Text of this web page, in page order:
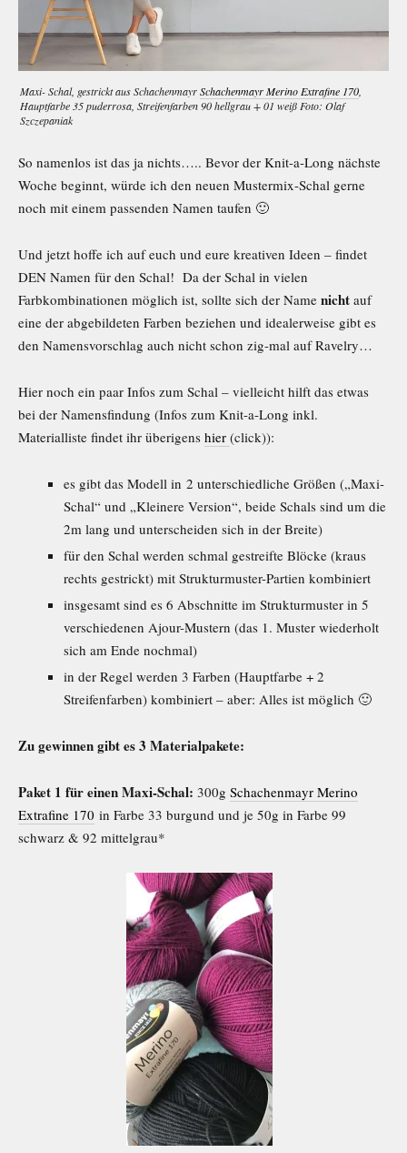
Maxi- Schal, gestrickt aus SchachenmayrSchachenmayr Merino Extrafine 170,
Hauptfarbe 35 puderrosa, Streifenfarben 90 hellgrau + 01 weiß Foto: Olaf
Szczepaniak
So namenlos ist das ja nichts….. Bevor der Knit-a-Long nächste
Woche beginnt, würde ich den neuen Mustermix-Schal gerne
noch mit einem passenden Namen taufen 🙂
Und jetzt hoffe ich auf euch und eure kreativen Ideen – findet
DEN Namen für den Schal! Da der Schal in vielen
Farbkombinationen möglich ist, sollte sich der Name nicht auf
eine der abgebildeten Farben beziehen und idealerweise gibt es
den Namensvorschlag auch nicht schon zig-mal auf Ravelry…
Hier noch ein paar Infos zum Schal – vielleicht hilft das etwas
bei der Namensfindung (Infos zum Knit-a-Long inkl.
Materialliste findet ihr überigens hier (click)):
es gibt das Modell in 2 unterschiedliche Größen („Maxi-
Schal“ und „Kleinere Version“, beide Schals sind um die
2m lang und unterscheiden sich in der Breite)
für den Schal werden schmal gestreifte Blöcke (kraus
rechts gestrickt) mit Strukturmuster-Partien kombiniert
insgesamt sind es 6 Abschnitte im Strukturmuster in 5
verschiedenen Ajour-Mustern (das 1. Muster wiederholt
sich am Ende nochmal)
in der Regel werden 3 Farben (Hauptfarbe + 2
Streifenfarben) kombiniert – aber: Alles ist möglich 🙂
Zu gewinnen gibt es 3 Materialpakete:
Paket 1 für einen Maxi-Schal: 300g Schachenmayr Merino
Extrafine 170 in Farbe 33 burgund und je 50g in Farbe 99
schwarz & 92 mittelgrau*